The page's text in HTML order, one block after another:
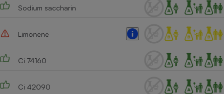
Sodium saccharin
Limonene
Ci 74160
Ci 42090